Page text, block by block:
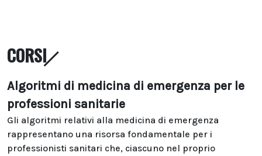
CORSI
Algoritmi di medicina di emergenza per le
professioni sanitarie
Gli algoritmi relativi alla medicina di emergenza
rappresentano una risorsa fondamentale per i
professionisti sanitari che, ciascuno nel proprio